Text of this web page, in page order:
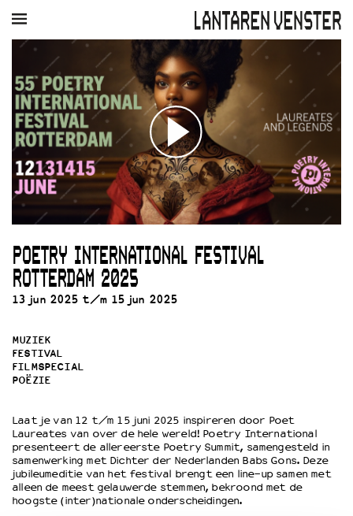
MUZIEK RESTAURANT VERHUUR
Winkelmandje
Zoek
PLAN JE BEZOEK
Openingstijden & contact
Bereikbaarheid
Kaartverkoop
EDUCATIE
Schoolvoorstellingen
Filmprogramma’s Primair Onderwijs
Speciale educatieprogramma’s
Wat we doen
Werken bij
Wie is wie
Word vriend
Historie
Partners
POETRY INTERNATIONAL FESTIVAL
ROTTERDAM 2025
13 jun 2025 t/m 15 jun 2025
MUZIEK
FESTIVAL
FILMSPECIAL
POËZIE
Laat je van 12 t/m 15 juni 2025 inspireren door Poet
Laureates van over de hele wereld! Poetry International
presenteert de allereerste Poetry Summit, samengesteld in
samenwerking met Dichter der Nederlanden Babs Gons. Deze
jubileumeditie van het festival brengt een line-up samen met
alleen de meest gelauwerde stemmen, bekroond met de
hoogste (inter)nationale onderscheidingen.